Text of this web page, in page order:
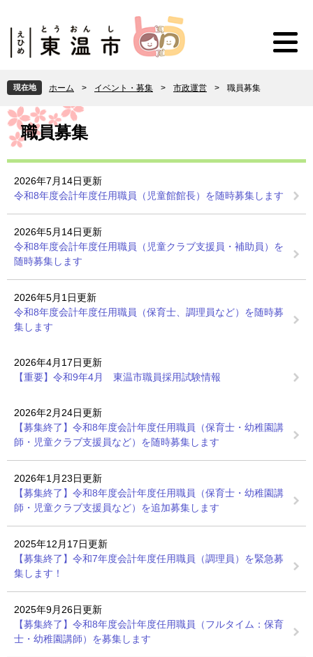
頭
で
す
。
飛
ば
し
て
本
現在地 ホーム > イベント・募集 > 市政運営 > 職員募集
本
文 職員募集
2026年7月14日更新
令和8年度会計年度任用職員（児童館館長）を随時募集します
2026年5月14日更新
令和8年度会計年度任用職員（児童クラブ支援員・補助員）を
随時募集します
2026年5月1日更新
令和8年度会計年度任用職員（保育士、調理員など）を随時募
集します
2026年4月17日更新
【重要】令和9年4月 東温市職員採用試験情報
2026年2月24日更新
【募集終了】令和8年度会計年度任用職員（保育士・幼稚園講
師・児童クラブ支援員など）を随時募集します
2026年1月23日更新
【募集終了】令和8年度会計年度任用職員（保育士・幼稚園講
師・児童クラブ支援員など）を追加募集します
2025年12月17日更新
【募集終了】令和7年度会計年度任用職員（調理員）を緊急募
集します！
2025年9月26日更新
【募集終了】令和8年度会計年度任用職員（フルタイム：保育
士・幼稚園講師）を募集します